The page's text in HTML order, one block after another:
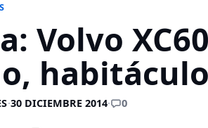
Volvo
·30 DICIEMBRE 2014· 0